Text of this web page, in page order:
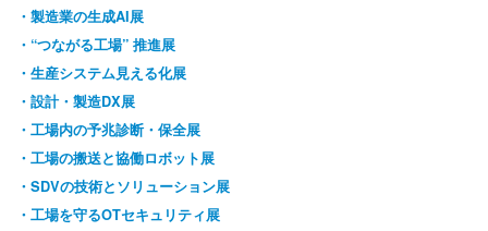
・製造業の生成AI展
・“つながる工場” 推進展
・生産システム見える化展
・設計・製造DX展
・工場内の予兆診断・保全展
・工場の搬送と協働ロボット展
・SDVの技術とソリューション展
・工場を守るOTセキュリティ展